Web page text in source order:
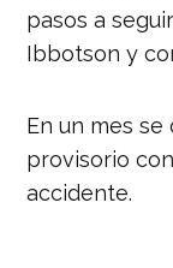
pasos a
Ibbotson y
En un mes
provisorio
accidente.